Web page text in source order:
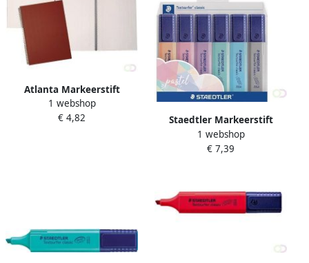
Atlanta Markeerstift
Staedtler 364 Textsurfer
vintage set Ã 4 stuks
1 webshop
€ 4,82
Staedtler Markeerstift
Textsurfer Classic pastel
kleuren etui van 6 stuks
1 webshop
€ 7,39